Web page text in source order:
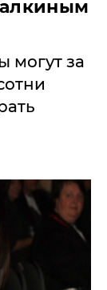
могут за